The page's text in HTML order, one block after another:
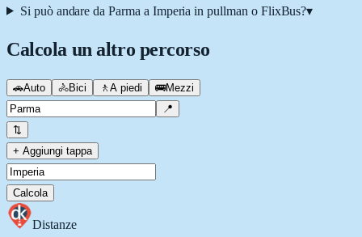
Si può andare da Parma a Imperia in pullman o FlixBus?▾
Calcola un altro percorso
🚗Auto 🚴Bici 🚶 A piedi 🚌Mezzi
📍
⇅
+ Aggiungi tappa
Calcola
Distanze